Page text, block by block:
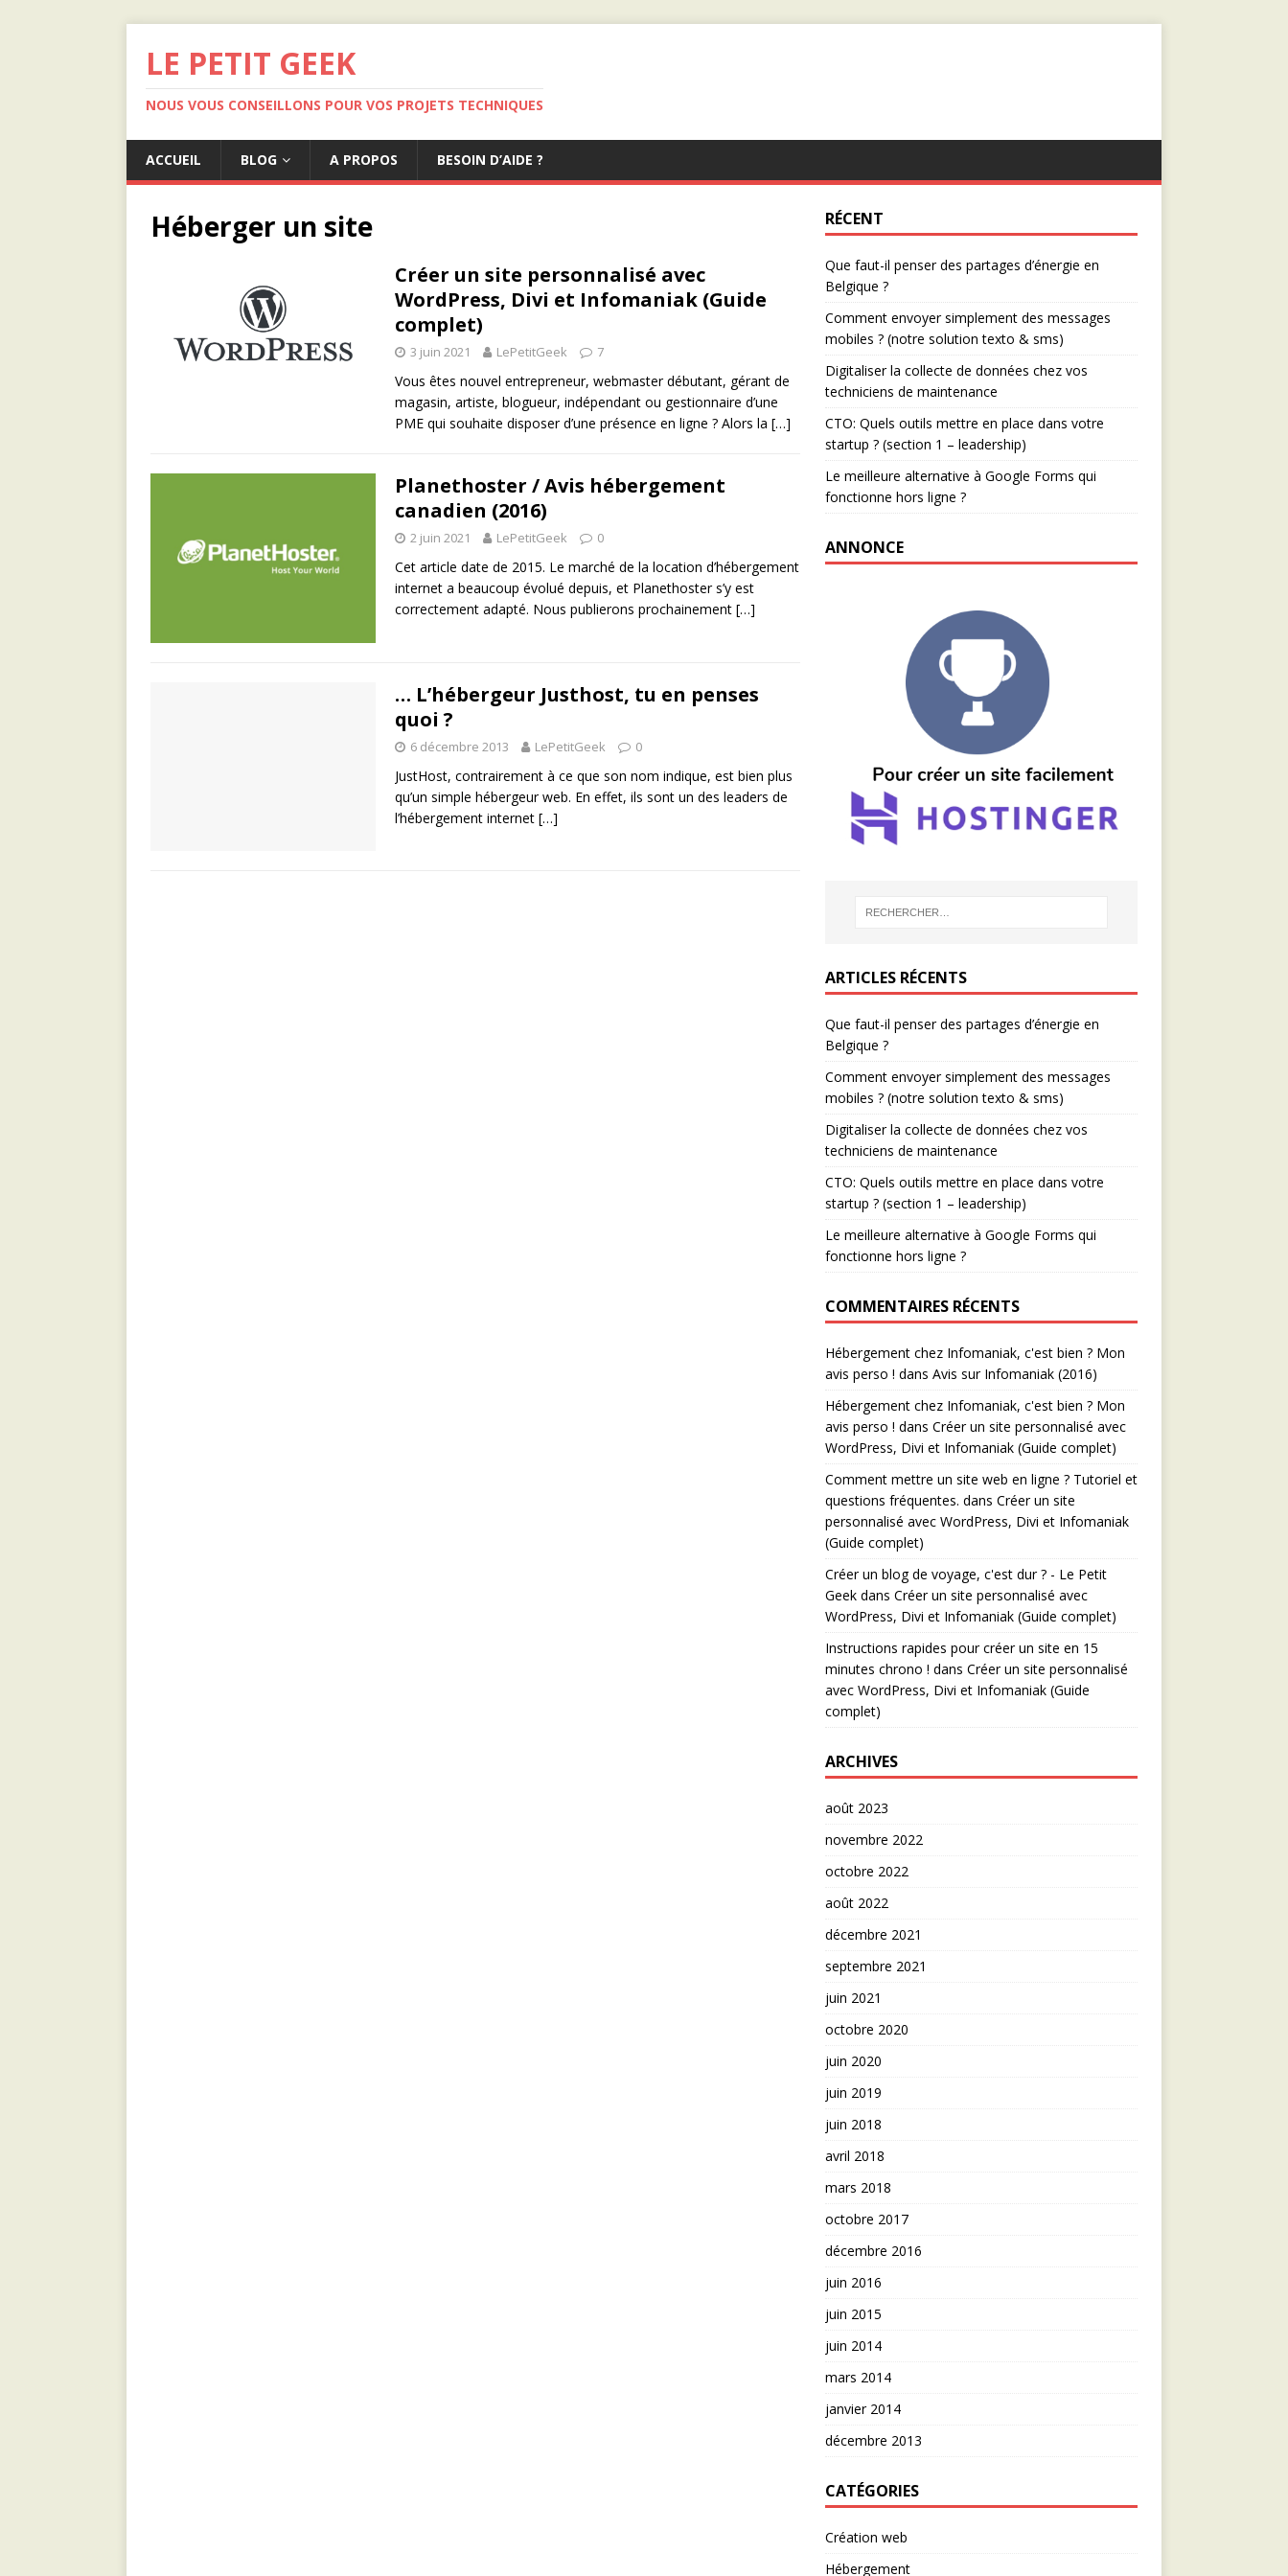
LE PETIT GEEK
NOUS VOUS CONSEILLONS POUR VOS PROJETS TECHNIQUES
ACCUEIL BLOG A PROPOS BESOIN D’AIDE ?
Héberger un site
Créer un site personnalisé avec
WordPress, Divi et Infomaniak (Guide
complet)
3 juin 2021 LePetitGeek 7
Vous êtes nouvel entrepreneur, webmaster débutant, gérant de
magasin, artiste, blogueur, indépendant ou gestionnaire d’une
PME qui souhaite disposer d’une présence en ligne ? Alors la […]
Planethoster / Avis hébergement
canadien (2016)
2 juin 2021 LePetitGeek 0
Cet article date de 2015. Le marché de la location d’hébergement
internet a beaucoup évolué depuis, et Planethoster s’y est
correctement adapté. Nous publierons prochainement […]
… L’hébergeur Justhost, tu en penses
quoi ?
6 décembre 2013 LePetitGeek 0
JustHost, contrairement à ce que son nom indique, est bien plus
qu’un simple hébergeur web. En effet, ils sont un des leaders de
l’hébergement internet […]
RÉCENT
Que faut-il penser des partages d’énergie en
Belgique ?
Comment envoyer simplement des messages
mobiles ? (notre solution texto & sms)
Digitaliser la collecte de données chez vos
techniciens de maintenance
CTO: Quels outils mettre en place dans votre
startup ? (section 1 – leadership)
Le meilleure alternative à Google Forms qui
fonctionne hors ligne ?
ANNONCE
ARTICLES RÉCENTS
Que faut-il penser des partages d’énergie en
Belgique ?
Comment envoyer simplement des messages
mobiles ? (notre solution texto & sms)
Digitaliser la collecte de données chez vos
techniciens de maintenance
CTO: Quels outils mettre en place dans votre
startup ? (section 1 – leadership)
Le meilleure alternative à Google Forms qui
fonctionne hors ligne ?
COMMENTAIRES RÉCENTS
Hébergement chez Infomaniak, c'est bien ? Mon
avis perso ! dans Avis sur Infomaniak (2016)
Hébergement chez Infomaniak, c'est bien ? Mon
avis perso ! dans Créer un site personnalisé avec
WordPress, Divi et Infomaniak (Guide complet)
Comment mettre un site web en ligne ? Tutoriel et
questions fréquentes. dans Créer un site
personnalisé avec WordPress, Divi et Infomaniak
(Guide complet)
Créer un blog de voyage, c'est dur ? - Le Petit
Geekdans Créer un site personnalisé avec
WordPress, Divi et Infomaniak (Guide complet)
Instructions rapides pour créer un site en 15
minutes chrono ! dans Créer un site personnalisé
avec WordPress, Divi et Infomaniak (Guide
complet)
ARCHIVES
août 2023
novembre 2022
octobre 2022
août 2022
décembre 2021
septembre 2021
juin 2021
octobre 2020
juin 2020
juin 2019
juin 2018
avril 2018
mars 2018
octobre 2017
décembre 2016
juin 2016
juin 2015
juin 2014
mars 2014
janvier 2014
décembre 2013
CATÉGORIES
Création web
Hébergement